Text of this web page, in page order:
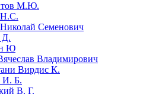
М.Ю.
Н.С.
Семенович
Д.
Ю
Владимирович
Вирдис К.
И. Б.
В. Г.